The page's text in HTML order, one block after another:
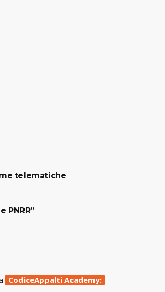
telematiche
PNRR”
CodiceAppalti Academy: